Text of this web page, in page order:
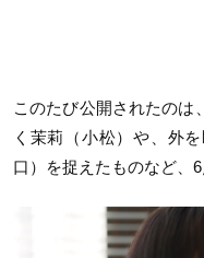
このたび公開されたのは
く茉莉（小松）や、外
口）を捉えたものなど、6